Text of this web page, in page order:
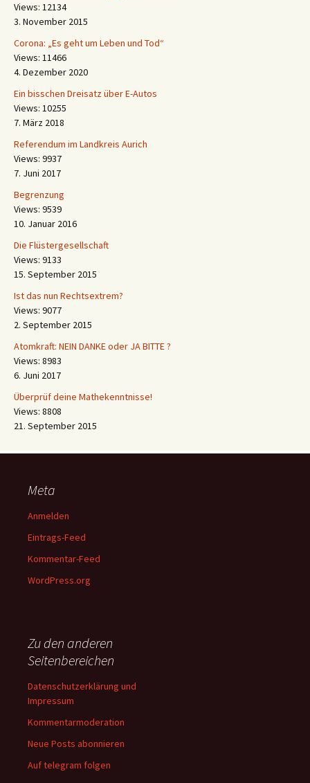
Views: 12134
3. November 2015
Corona: „Es geht um Leben und Tod“
Views: 11466
4. Dezember 2020
Ein bisschen Dreisatz über E-Autos
Views: 10255
7. März 2018
Referendum im Landkreis Aurich
Views: 9937
7. Juni 2017
Begrenzung
Views: 9539
10. Januar 2016
Die Flüstergesellschaft
Views: 9133
15. September 2015
Ist das nun Rechtsextrem?
Views: 9077
2. September 2015
Atomkraft: NEIN DANKE oder JA BITTE ?
Views: 8983
6. Juni 2017
Überprüf deine Mathekenntnisse!
Views: 8808
21. September 2015
Meta
Anmelden
Eintrags-Feed
Kommentar-Feed
WordPress.org
Zu den anderen
Seitenbereichen
Datenschutzerklärung und
Impressum
Kommentarmoderation
Neue Posts abonnieren
Auf telegram folgen